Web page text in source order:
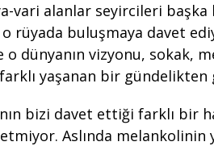
vari alanlar seyircileri başka
rüyada buluşmaya davet
o dünyanın vizyonu, sokak,
yaşanan bir gündelikten
bizi davet ettiği farklı bir
Aslında melankolinin